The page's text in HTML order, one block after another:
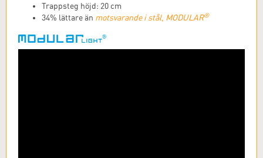
Trappsteg höjd: 20 cm
34% lättare än motsvarande i stål, MODULAR®